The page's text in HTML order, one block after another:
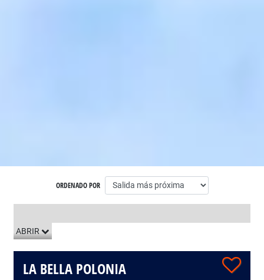
ORDENADO POR
ABRIR
LA BELLA POLONIA